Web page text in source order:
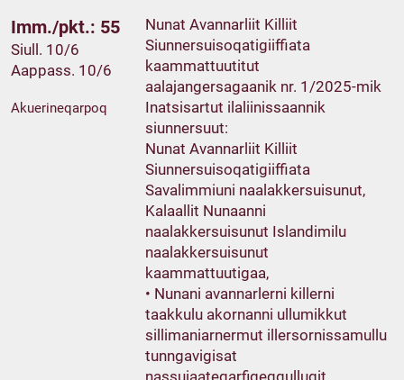
Imm./pkt.: 55
Siull. 10/6
Aappass. 10/6
Akuerineqarpoq
Nunat Avannarliit Killiit
Siunnersuisoqatigiiffiata
kaammattuutitut
aalajangersagaanik nr. 1/2025-mik
Inatsisartut ilaliinissaannik
siunnersuut:
Nunat Avannarliit Killiit
Siunnersuisoqatigiiffiata
Savalimmiuni naalakkersuisunut,
Kalaallit Nunaanni
naalakkersuisunut Islandimilu
naalakkersuisunut
kaammattuutigaa,
• Nunani avannarlerni killerni
taakkulu akornanni ullumikkut
sillimaniarnermut illersornissamullu
tunngavigisat